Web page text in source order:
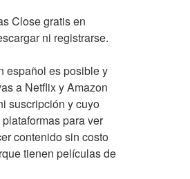
Close gratis en
ni registrarse.
español es posible y
a Netflix y Amazon
suscripción y cuyo
para ver
contenido sin costo
tienen películas de